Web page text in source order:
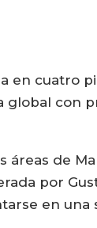
en cuatro
con
áreas de
por
en una